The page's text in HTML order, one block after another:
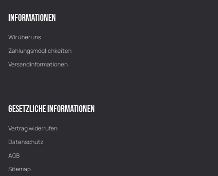
INFORMATIONEN
Wir über uns
Zahlungsmöglichkeiten
Versandinformationen
GESETZLICHE INFORMATIONEN
Vertrag widerrufen
Datenschutz
AGB
Sitemap